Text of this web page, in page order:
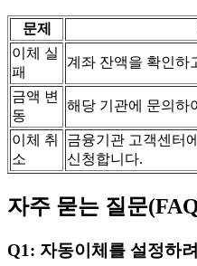
문제
이체 실
패
계좌 잔액을 확인하
금액 변
동
해당 기관에 문의하
이체 취
소
금융기관 고객센터
신청합니다.
자주 묻는 질문
Q1: 자동이체를 설정하